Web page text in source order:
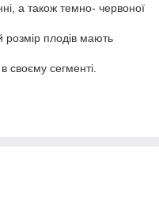
а також темно- червоної
розмір плодів мають
своєму сегменті.